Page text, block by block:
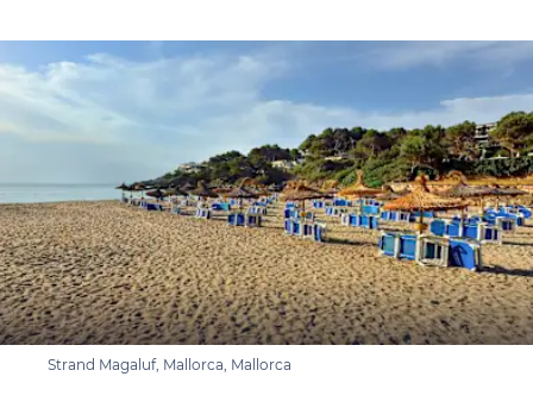
Strand Magaluf, Mallorca, Mallorca